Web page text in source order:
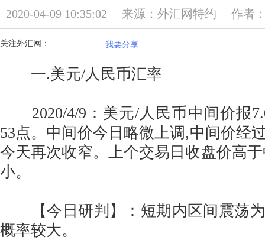
2020-04-09 10:35:02 来源：外汇网特约 作者
关注外汇网： 我要分享
一.美元/人民币汇率
2020/4/9：美元/人民币中间价报
53点。中间价今日略微上调,中间价经
今天再次收窄。上个交易日收盘价高
小。
【今日研判】：短期内区间震荡为
概率较大。